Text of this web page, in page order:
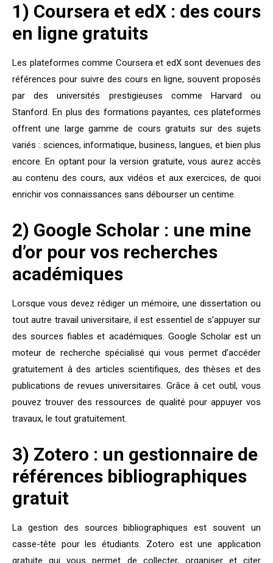
1) Coursera et edX : des cours
en ligne gratuits
Les plateformes comme Coursera et edX sont devenues des
références pour suivre des cours en ligne, souvent proposés
par des universités prestigieuses comme Harvard ou
Stanford. En plus des formations payantes, ces plateformes
offrent une large gamme de cours gratuits sur des sujets
variés : sciences, informatique, business, langues, et bien plus
encore. En optant pour la version gratuite, vous aurez accès
au contenu des cours, aux vidéos et aux exercices, de quoi
enrichir vos connaissances sans débourser un centime.
2) Google Scholar : une mine
d’or pour vos recherches
académiques
Lorsque vous devez rédiger un mémoire, une dissertation ou
tout autre travail universitaire, il est essentiel de s’appuyer sur
des sources fiables et académiques. Google Scholar est un
moteur de recherche spécialisé qui vous permet d’accéder
gratuitement à des articles scientifiques, des thèses et des
publications de revues universitaires. Grâce à cet outil, vous
pouvez trouver des ressources de qualité pour appuyer vos
travaux, le tout gratuitement.
3) Zotero : un gestionnaire de
références bibliographiques
gratuit
La gestion des sources bibliographiques est souvent un
casse-tête pour les étudiants. Zotero est une application
gratuite qui vous permet de collecter, organiser et citer